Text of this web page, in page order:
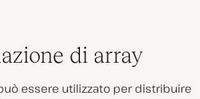
di array
essere utilizzato per distribuire